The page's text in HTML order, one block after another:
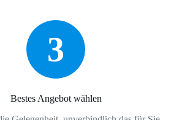
3
Bestes Angebot wählen